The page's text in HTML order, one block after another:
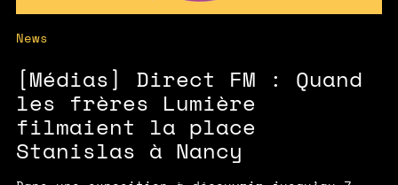
News
[Médias] Direct FM : Quand
les frères Lumière
filmaient la place
Stanislas à Nancy